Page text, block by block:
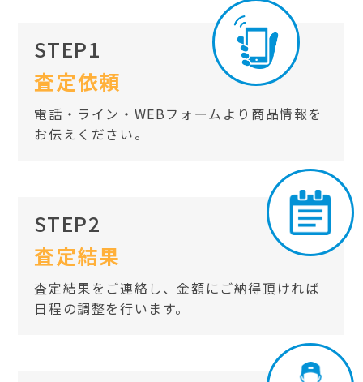
STEP1
査定依頼
電話・ライン・WEBフォームより商品情報を
お伝えください。
STEP2
査定結果
査定結果をご連絡し、金額にご納得頂ければ
日程の調整を行います。